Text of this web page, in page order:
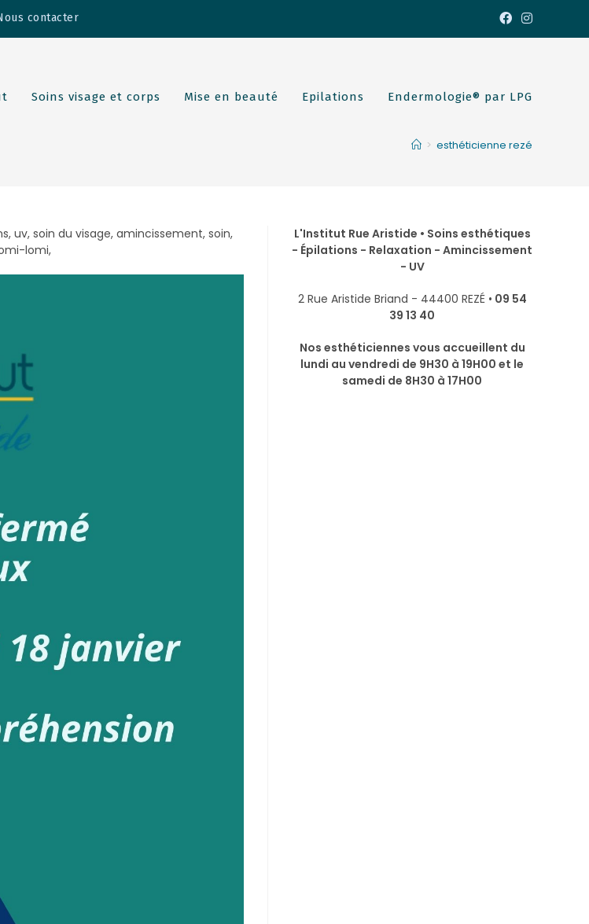
contacter
Soins visage et corps Mise en beauté Epilations Endermologie® par LPG
> esthéticienne rezé
uv, soin du visage, amincissement, soin,
lomi,
L'Institut Rue Aristide • Soins esthétiques
- Épilations - Relaxation - Amincissement
- UV
2 Rue Aristide Briand - 44400 REZÉ • 09 54
39 13 40
Nos esthéticiennes vous accueillent du
lundi au vendredi de 9H30 à 19H00 et le
samedi de 8H30 à 17H00